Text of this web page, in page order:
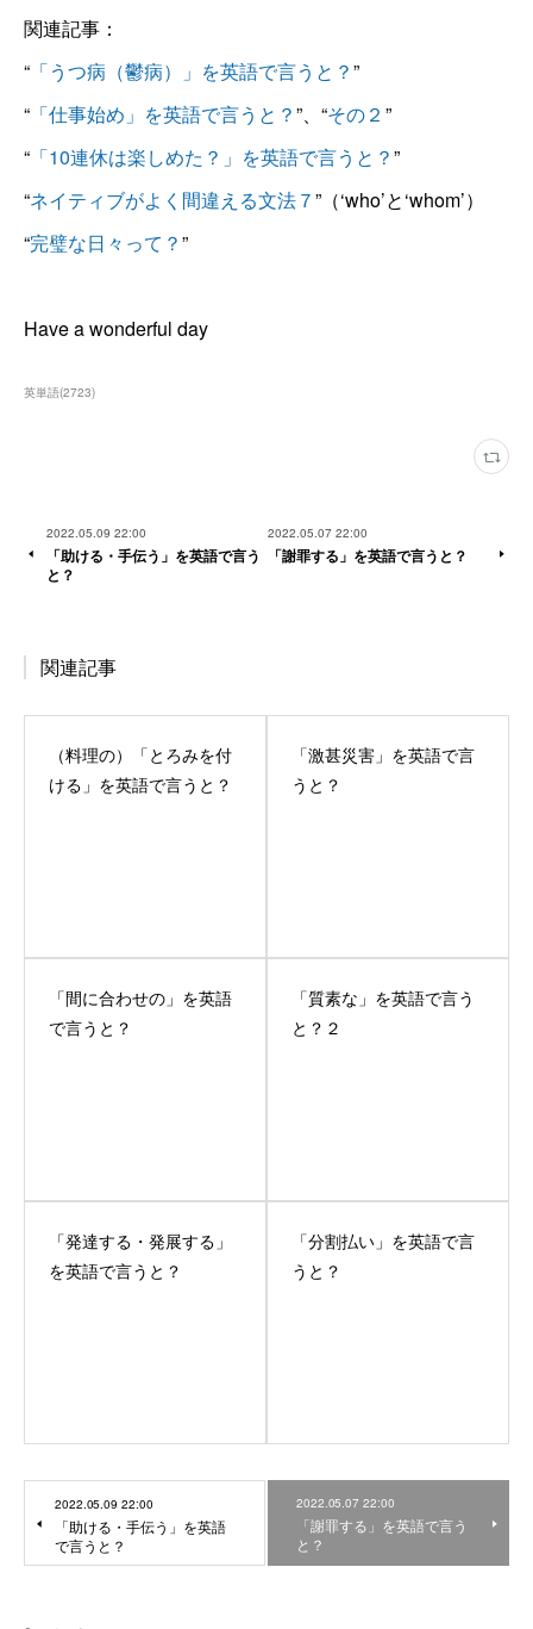
関連記事：
“ 「うつ病（鬱病）」を英語で言うと？”
“ 「仕事始め」を英語で言うと？”、“その２ ”
“ 「10連休は楽しめた？」を英語で言うと？”
“ネイティブがよく間違える文法７”（‘who’と‘whom’）
“完璧な日々って？”
Have a wonderful day
英単語(2723)
2022.05.09 22:00
「助ける・手伝う」を英語で言う
と？
2022.05.07 22:00
「謝罪する」を英語で言うと？
関連記事
（料理の）「とろみを付
ける」を英語で言うと？
「激甚災害」を英語で言
うと？
「間に合わせの」を英語
で言うと？
「質素な」を英語で言う
と？２
「発達する・発展する」
を英語で言うと？
「分割払い」を英語で言
うと？
2022.05.09 22:00
「助ける・手伝う」を英語
で言うと？
2022.05.07 22:00
「謝罪する」を英語で言う
と？